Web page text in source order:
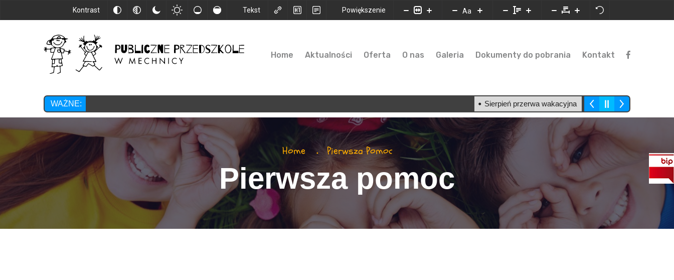
Home Aktualności Oferta O nas Galeria Dokumenty do pobrania Kontakt
WAŻNE: Sierpień przerwa wakacyjna
Home Pierwsza Pomoc
Pierwsza pomoc
Kontrast Tekst Powiększenie Aa